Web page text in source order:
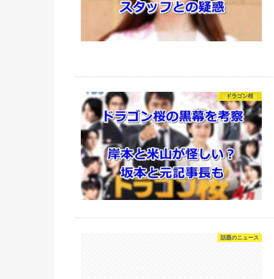
ドラゴン桜
話題のニュース